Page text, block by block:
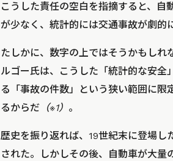
こうした責任の空白を指摘すると、
が少なく、統計的には交通事故が劇的
たしかに、数字の上ではそうかもしれ
ルゴー氏は、こうした「統計的な安全
る「事故の件数」という狭い範囲に限
るからだ （※1） 。
歴史を振り返れば、19世紀末に登場
された。しかしその後、自動車が大